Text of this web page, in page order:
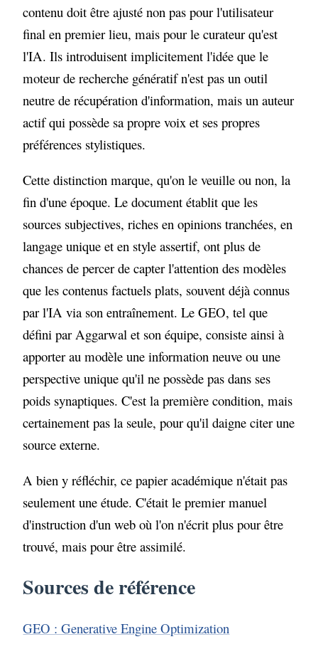
contenu doit être ajusté non pas pour l'utilisateur
final en premier lieu, mais pour le curateur qu'est
l'IA. Ils introduisent implicitement l'idée que le
moteur de recherche génératif n'est pas un outil
neutre de récupération d'information, mais un auteur
actif qui possède sa propre voix et ses propres
préférences stylistiques.
Cette distinction marque, qu'on le veuille ou non, la
fin d'une époque. Le document établit que les
sources subjectives, riches en opinions tranchées, en
langage unique et en style assertif, ont plus de
chances de percer de capter l'attention des modèles
que les contenus factuels plats, souvent déjà connus
par l'IA via son entraînement. Le GEO, tel que
défini par Aggarwal et son équipe, consiste ainsi à
apporter au modèle une information neuve ou une
perspective unique qu'il ne possède pas dans ses
poids synaptiques. C'est la première condition, mais
certainement pas la seule, pour qu'il daigne citer une
source externe.
A bien y réfléchir, ce papier académique n'était pas
seulement une étude. C'était le premier manuel
d'instruction d'un web où l'on n'écrit plus pour être
trouvé, mais pour être assimilé.
Sources de référence
GEO : Generative Engine Optimization